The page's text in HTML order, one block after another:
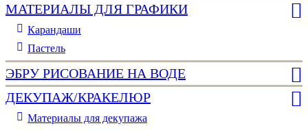
МАТЕРИАЛЫ ДЛЯ ГРАФИКИ
Карандаши
Пастель
ЭБРУ РИСОВАНИЕ НА ВОДЕ
ДЕКУПАЖ/КРАКЕЛЮР
Материалы для декупажа